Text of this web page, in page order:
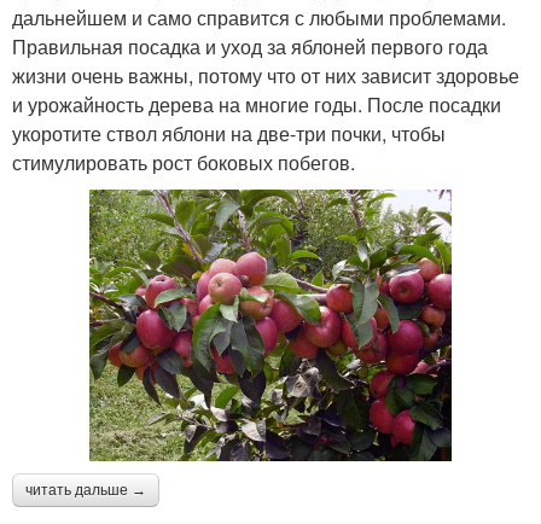
дальнейшем и само справится с любыми проблемами.
Правильная посадка и уход за яблоней первого года
жизни очень важны, потому что от них зависит здоровье
и урожайность дерева на многие годы. После посадки
укоротите ствол яблони на две-три почки, чтобы
стимулировать рост боковых побегов.
читать дальше →